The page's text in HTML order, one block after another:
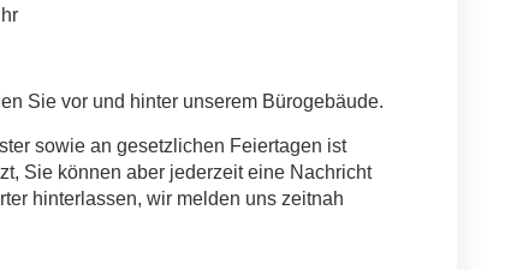
Sie vor und hinter unserem Bürogebäude.
sowie an gesetzlichen Feiertagen ist
Sie können aber jederzeit eine Nachricht
hinterlassen, wir melden uns zeitnah